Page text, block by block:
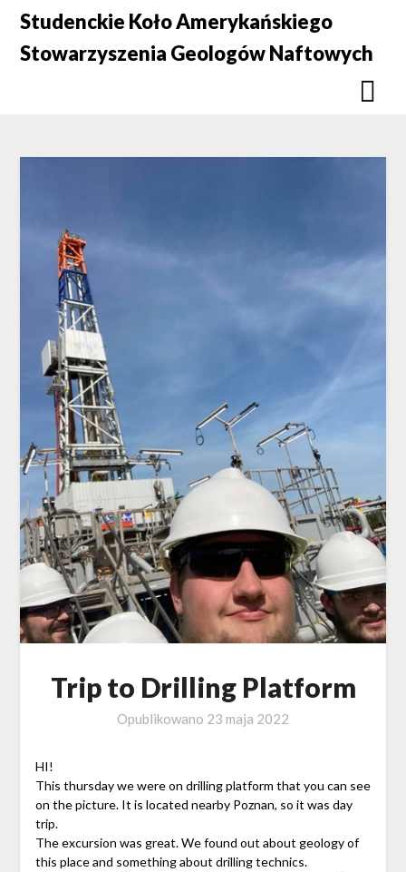
Skip
content
Studenckie Koło Amerykańskiego
Stowarzyszenia Geologów Naftowych
Trip to Drilling Platform
Opublikowano 23 maja 2022
HI!
This thursday we were on drilling platform that you can see
on the picture. It is located nearby Poznan, so it was day
trip.
The excursion was great. We found out about geology of
this place and something about drilling technics.